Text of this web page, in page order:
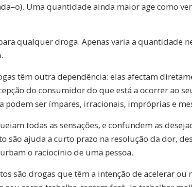
Uma quantidade ainda maior age como
qualquer droga. Apenas varia a quantidade
têm outra dependência: elas afectam
do consumidor do que está a ocorrer ao
podem ser ímpares, irracionais, impróprias e
todas as sensações, e confundem as
são ajuda a curto prazo na resolução da dor,
o raciocínio de uma pessoa.
são drogas que têm a intenção de acelerar